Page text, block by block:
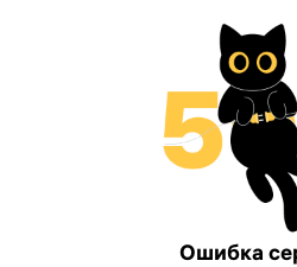
Ошибка